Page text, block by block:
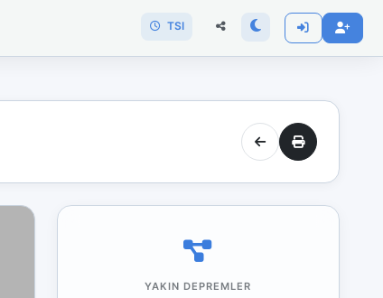
TSI
YAKIN DEPREMLER